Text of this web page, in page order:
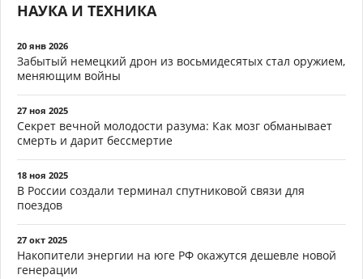
НАУКА И ТЕХНИКА
20 янв 2026
Забытый немецкий дрон из восьмидесятых стал оружием,
меняющим войны
27 ноя 2025
Секрет вечной молодости разума: Как мозг обманывает
смерть и дарит бессмертие
18 ноя 2025
В России создали терминал спутниковой связи для
поездов
27 окт 2025
Накопители энергии на юге РФ окажутся дешевле новой
генерации